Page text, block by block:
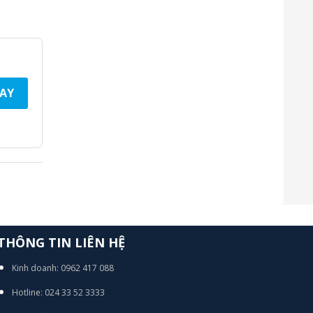
TIN LIÊN HỆ
Kinh doanh: 0962 417 088
Hotline: 024 33 52 3333